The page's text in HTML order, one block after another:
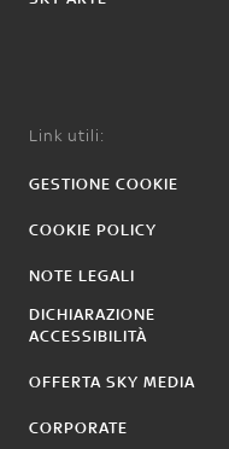
Link utili:
GESTIONE COOKIE
COOKIE POLICY
NOTE LEGALI
DICHIARAZIONE
ACCESSIBILITÀ
OFFERTA SKY MEDIA
CORPORATE